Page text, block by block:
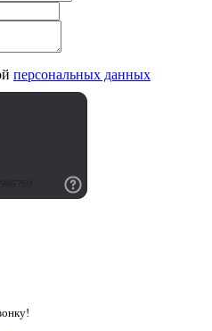
персональных данных